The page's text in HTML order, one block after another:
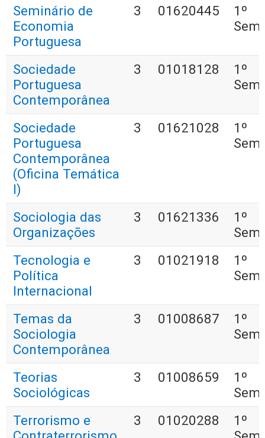
Seminário de
Economia
Portuguesa
3 01620445
1º
Sociedade
Portuguesa
Contemporânea
3 01018128
1º
Sociedade
Portuguesa
Contemporânea
(Oficina Temática
I)
3 01621028
1º
Sociologia das
Organizações
3 01621336
1º
Tecnologia e
Política
Internacional
3 01021918
1º
Temas da
Sociologia
Contemporânea
3 01008687
1º
Teorias
Sociológicas
3 01008659
1º
Terrorismo e
3 01020288
1º